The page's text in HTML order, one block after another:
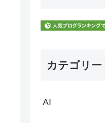
カテゴリー
AI